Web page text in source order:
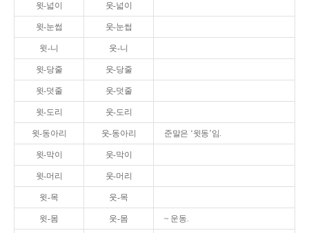
윗-넓이 웃-넓이
윗-눈썹 웃-눈썹
윗-니 웃-니
윗-당줄 웃-당줄
윗-덧줄 웃-덧줄
윗-도리 웃-도리
윗-동아리 웃-동아리 준말은 ‘윗동’임.
윗-막이 웃-막이
윗-머리 웃-머리
윗-목 웃-목
윗-몸 웃-몸 ~ 운동.